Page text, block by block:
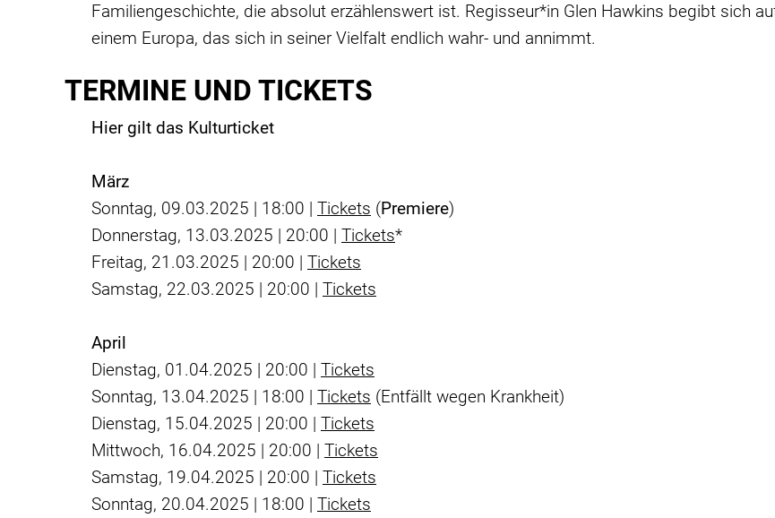
Familiengeschichte, die absolut erzählenswert ist. Regisseur*in Glen Hawkins begibt sich
einem Europa, das sich in seiner Vielfalt endlich wahr- und annimmt.
TERMINE UND TICKETS
Hier gilt das Kulturticket
März
Sonntag, 09.03.2025 | 18:00 | Tickets (Premiere)
Donnerstag, 13.03.2025 | 20:00 | Tickets*
Freitag, 21.03.2025 | 20:00 | Tickets
Samstag, 22.03.2025 | 20:00 | Tickets
April
Dienstag, 01.04.2025 | 20:00 | Tickets
Sonntag, 13.04.2025 | 18:00 | Tickets (Entfällt wegen Krankheit)
Dienstag, 15.04.2025 | 20:00 | Tickets
Mittwoch, 16.04.2025 | 20:00 | Tickets
Samstag, 19.04.2025 | 20:00 | Tickets
Sonntag, 20.04.2025 | 18:00 | Tickets